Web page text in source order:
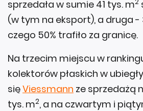
sprzedała w sumie 41 tys. m
(w tym na eksport), a druga -
czego 50% trafiło za granicę.
Na trzecim miejscu w
kolektorów płaskich w
sięViessmann ze sprzedażą
tys. m2, a na czwartym i